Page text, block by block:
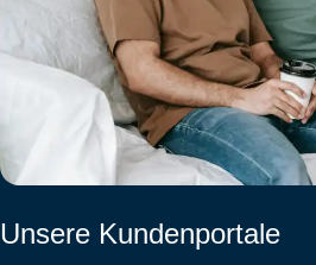
Unsere Kundenportale